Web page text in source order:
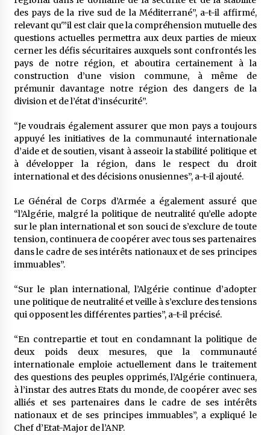
des pays de la rive sud de la Méditerrané”, a-t-il affirmé,
relevant qu'”il est clair que la compréhension mutuelle des
questions actuelles permettra aux deux parties de mieux
cerner les défis sécuritaires auxquels sont confrontés les
pays de notre région, et aboutira certainement à la
construction d’une vision commune, à même de
prémunir davantage notre région des dangers de la
division et de l’état d’insécurité”.
“Je voudrais également assurer que mon pays a toujours
appuyé les initiatives de la communauté internationale
d’aide et de soutien, visant à asseoir la stabilité politique et
à développer la région, dans le respect du droit
international et des décisions onusiennes”, a-t-il ajouté.
Le Général de Corps d’Armée a également assuré que
“l’Algérie, malgré la politique de neutralité qu’elle adopte
sur le plan international et son souci de s’exclure de toute
tension, continuera de coopérer avec tous ses partenaires
dans le cadre de ses intérêts nationaux et de ses principes
immuables”.
“Sur le plan international, l’Algérie continue d’adopter
une politique de neutralité et veille à s’exclure des tensions
qui opposent les différentes parties”, a-t-il précisé.
“En contrepartie et tout en condamnant la politique de
deux poids deux mesures, que la communauté
internationale emploie actuellement dans le traitement
des questions des peuples opprimés, l’Algérie continuera,
à l’instar des autres Etats du monde, de coopérer avec ses
alliés et ses partenaires dans le cadre de ses intérêts
nationaux et de ses principes immuables”, a expliqué le
Chef d’Etat-Major de l’ANP.